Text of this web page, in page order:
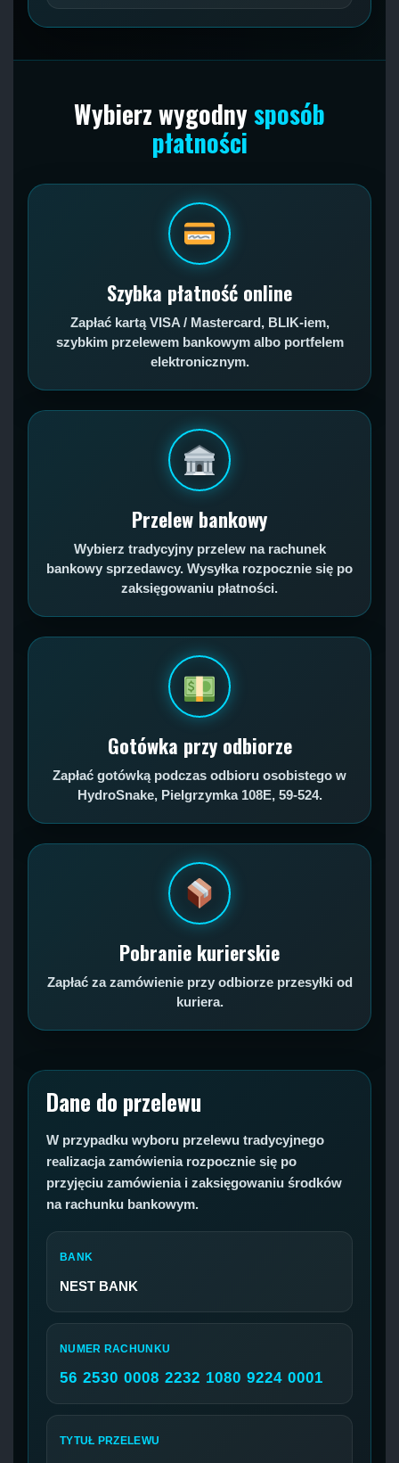
Wybierz wygodnysposób
płatności
Szybka płatność online
Zapłać kartą VISA / Mastercard, BLIK-iem,
szybkim przelewem bankowym albo portfelem
elektronicznym.
Przelew bankowy
Wybierz tradycyjny przelew na rachunek
bankowy sprzedawcy. Wysyłka rozpocznie się po
zaksięgowaniu płatności.
Gotówka przy odbiorze
Zapłać gotówką podczas odbioru osobistego w
HydroSnake, Pielgrzymka 108E, 59-524.
Pobranie kurierskie
Zapłać za zamówienie przy odbiorze przesyłki od
kuriera.
Dane do przelewu
W przypadku wyboru przelewu tradycyjnego
realizacja zamówienia rozpocznie się po
przyjęciu zamówienia i zaksięgowaniu środków
na rachunku bankowym.
BANK
NEST BANK
NUMER RACHUNKU
56 2530 0008 2232 1080 9224 0001
TYTUŁ PRZELEWU